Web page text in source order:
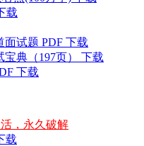
载
面试题 PDF 下载
宝典（197页） 下载
下载
，永久破解
载